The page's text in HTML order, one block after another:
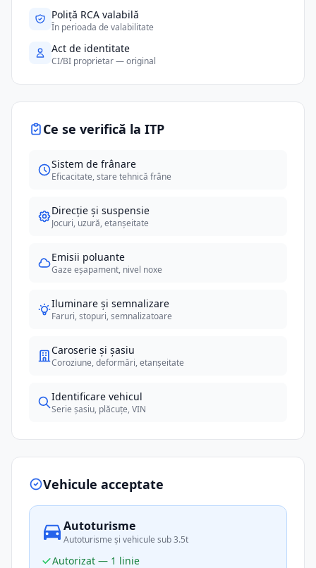
Poliță RCA valabilă
În perioada de valabilitate
Act de identitate
CI/BI proprietar — original
Ce se verifică la ITP
Sistem de frânare
Eficacitate, stare tehnică frâne
Direcție și suspensie
Jocuri, uzură, etanșeitate
Emisii poluante
Gaze eșapament, nivel noxe
Iluminare și semnalizare
Faruri, stopuri, semnalizatoare
Caroserie și șasiu
Coroziune, deformări, etanșeitate
Identificare vehicul
Serie șasiu, plăcuțe, VIN
Vehicule acceptate
Autoturisme
Autoturisme și vehicule sub 3.5t
Autorizat — 1 linie